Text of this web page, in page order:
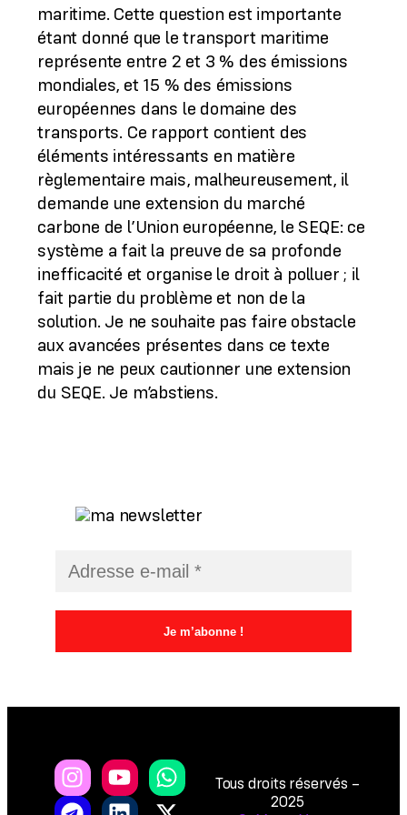
maritime. Cette question est importante
étant donné que le transport maritime
représente entre 2 et 3 % des émissions
mondiales, et 15 % des émissions
européennes dans le domaine des
transports. Ce rapport contient des
éléments intéressants en matière
règlementaire mais, malheureusement, il
demande une extension du marché
carbone de l’Union européenne, le SEQE: ce
système a fait la preuve de sa profonde
inefficacité et organise le droit à polluer ; il
fait partie du problème et non de la
solution. Je ne souhaite pas faire obstacle
aux avancées présentes dans ce texte
mais je ne peux cautionner une extension
du SEQE. Je m’abstiens.
Tous droits réservés –
2025